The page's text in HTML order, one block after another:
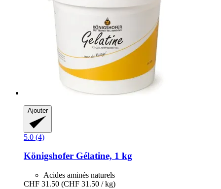
Ajouter
5.0 (4)
Königshofer Gélatine, 1 kg
Acides aminés naturels
CHF 31.50 (CHF 31.50 / kg)